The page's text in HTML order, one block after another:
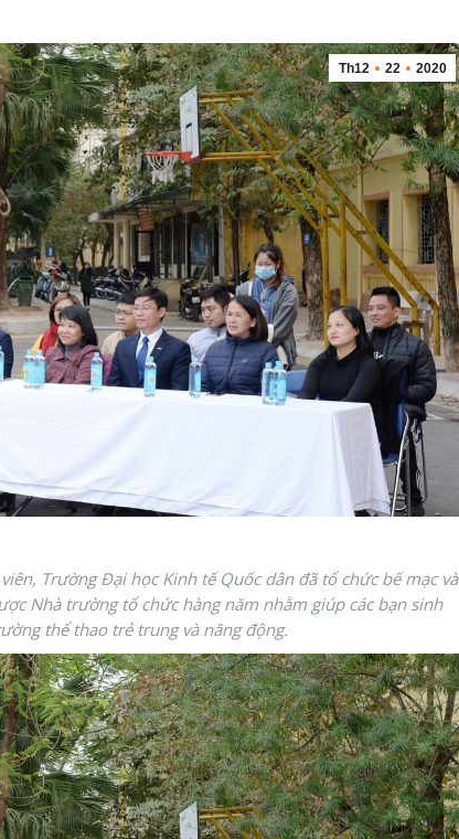
Th12 22 2020
Trường Đại học Kinh tế Quốc dân đã tổ chức bế mạc và
Nhà trường tổ chức hàng năm nhằm giúp các bạn sinh
thể thao trẻ trung và năng động.